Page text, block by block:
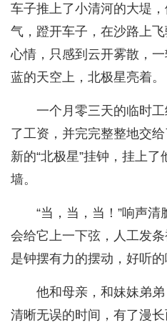
车子推上了小清河的大堤
气，蹬开车子，在沙路上
心情，只感到云开雾散，
蓝的天空上，北极星亮着。
一个月零三天的临时
了工资，并完完整整地交
新的“北极星”挂钟，挂上
墙。
“当，当，当！”响声
会给它上一下弦，人工发
是钟摆有力的摆动，好听的
他和母亲，和妹妹弟
清晰无误的时间，有了漫长